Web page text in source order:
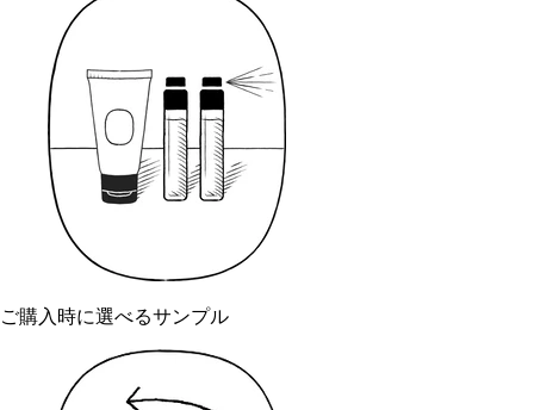
ご購入時に選べるサンプル